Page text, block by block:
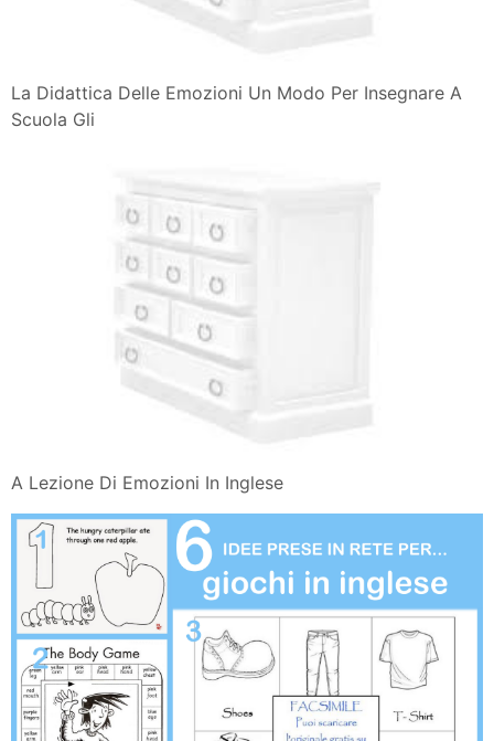
La Didattica Delle Emozioni Un Modo Per Insegnare A
Scuola Gli
A Lezione Di Emozioni In Inglese